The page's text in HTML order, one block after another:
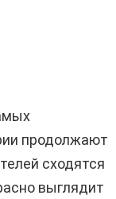
продолжают
сходятся
выглядит